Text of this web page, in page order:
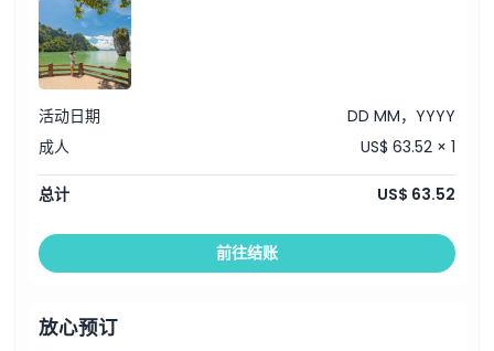
活动日期
DD MM，YYYY
成人
US$ 63.52 × 1
总计 US$ 63.52
前往结账
放心预订